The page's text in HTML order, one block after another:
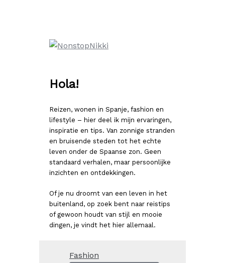
Hola!
Reizen, wonen in Spanje, fashion en
lifestyle – hier deel ik mijn ervaringen,
inspiratie en tips. Van zonnige stranden
en bruisende steden tot het echte
leven onder de Spaanse zon. Geen
standaard verhalen, maar persoonlijke
inzichten en ontdekkingen.
Of je nu droomt van een leven in het
buitenland, op zoek bent naar reistips
of gewoon houdt van stijl en mooie
dingen, je vindt het hier allemaal.
Fashion